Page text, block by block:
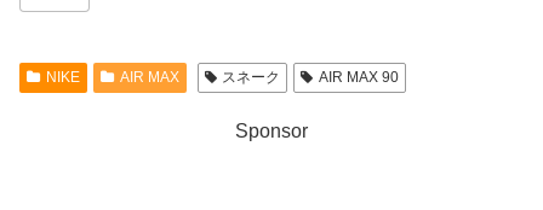
NIKE AIR MAX スネーク AIR MAX 90
Sponsor